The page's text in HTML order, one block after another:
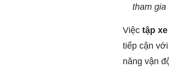
tham gia
Việc tập
tiếp cận
năng vận